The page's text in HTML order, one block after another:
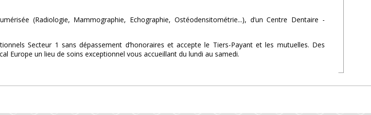
(Radiologie, Mammographie, Echographie, Ostéodensitométrie...), d’un Centre Dentaire -
Secteur 1 sans dépassement d’honoraires et accepte le Tiers-Payant et les mutuelles. Des
Europe un lieu de soins exceptionnel vous accueillant du lundi au samedi.